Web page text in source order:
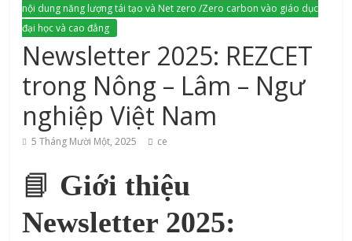
nội dung năng lượng tái tạo và Net zero /Zero carbon vào giáo dục
đại học và cao đẳng
Newsletter 2025: REZCET
trong Nông – Lâm – Ngư
nghiệp Việt Nam
5 Tháng Mười Một, 2025 ce
📘 Giới thiệu
Newsletter 2025: